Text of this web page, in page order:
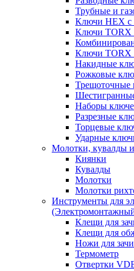
Трубные и
Ключи HEX с
Ключи TORX
Ключи TORX
Накидные
Рожковые
Трещоточные
Наборы
Разрезные
Торцевые
Ударные
Молотки, кувалды
Киянки
Кувалды
Молотки
Молотки
Инструменты для
Клещи для
Клещи для
Ножи для
Термометр
Отвертки